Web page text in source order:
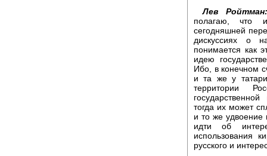
Лев Ройтман:
полагаю, что
сегодняшней
дискуссиях о
понимается как
идею
Ибо, в конечном
и та же у
территории
тогда их может
и то же удвоение
идти об
использования
русского и